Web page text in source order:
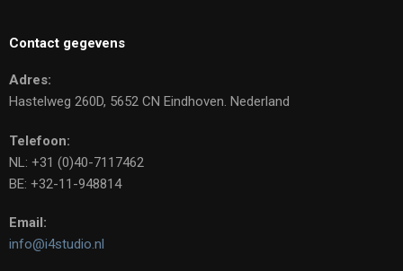
Contact gegevens
Adres:
Hastelweg 260D, 5652 CN Eindhoven. Nederland
Telefoon:
NL: +31 (0)40-7117462
BE: +32-11-948814
Email:
info@i4studio.nl